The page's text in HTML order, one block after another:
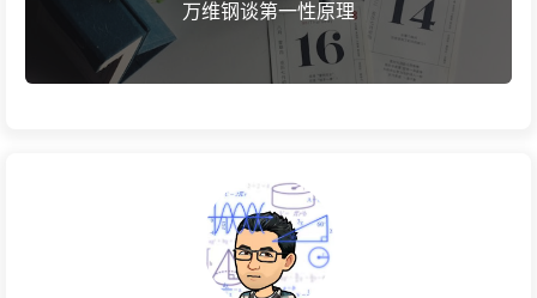
万维钢谈第一性原理